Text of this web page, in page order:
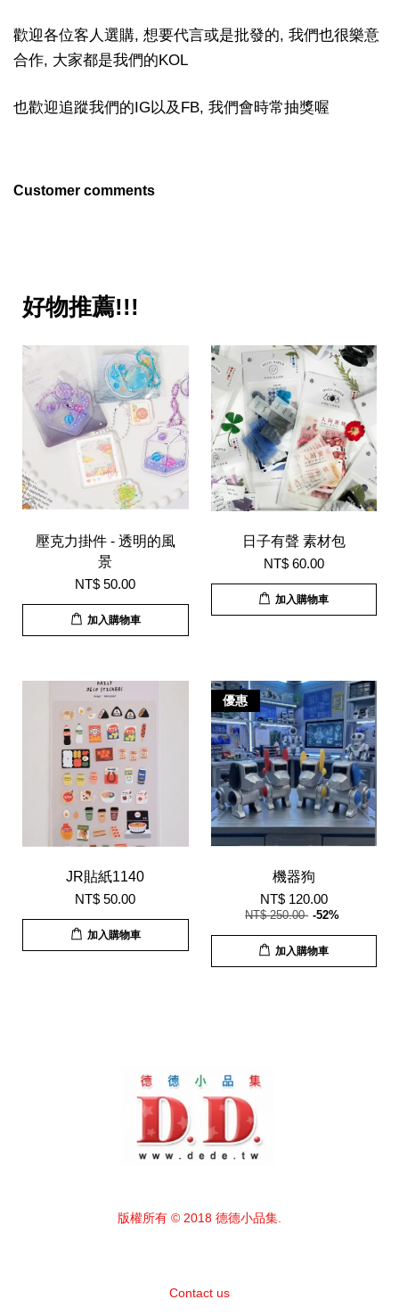
歡迎各位客人選購, 想要代言或是批發的, 我們也很樂意
合作, 大家都是我們的KOL
也歡迎追蹤我們的IG以及FB, 我們會時常抽獎喔
Customer comments
好物推薦!!!
壓克力掛件 - 透明的風
景
NT$ 50.00
加入購物車
日子有聲 素材包
NT$ 60.00
加入購物車
JR貼紙1140
NT$ 50.00
加入購物車
優惠
機器狗
NT$ 120.00
NT$ 250.00 -52%
加入購物車
版權所有 © 2018 德德小品集.
Contact us